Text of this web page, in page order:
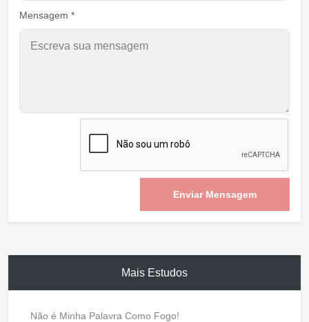
Mensagem *
Enviar Mensagem
Mais Estudos
Não é Minha Palavra Como Fogo!